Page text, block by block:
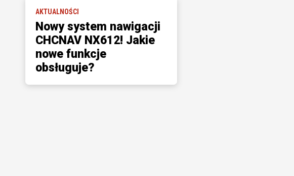
AKTUALNOŚCI
Nowy system nawigacji
CHCNAV NX612! Jakie
nowe funkcje
obsługuje?